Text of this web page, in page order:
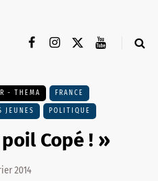
- THEMA FRANCE
JEUNES POLITIQUE
poil Copé ! »
2014